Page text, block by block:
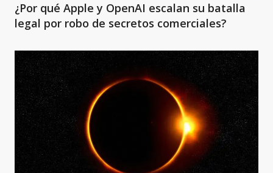
¿Por qué Apple y OpenAI escalan su batalla
legal por robo de secretos comerciales?